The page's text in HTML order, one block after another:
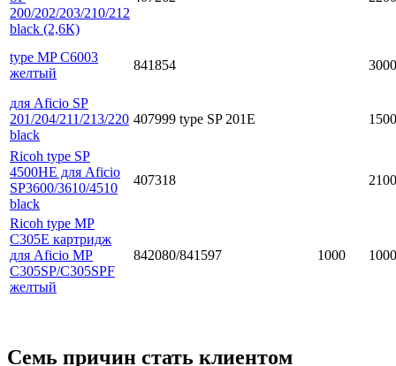
200/202/203/210/212
black (2,6К)
type MP C6003
желтый
841854 3000
для Aficio SP
201/204/211/213/220
black
407999 type SP 201E 1500
Ricoh type SP
4500HE для Aficio
SP3600/3610/4510
black
407318 2100
Ricoh type MP
C305E картридж
для Aficio MP
C305SP/C305SPF
желтый
842080/841597 1000 1000
Семь причин стать клиентом